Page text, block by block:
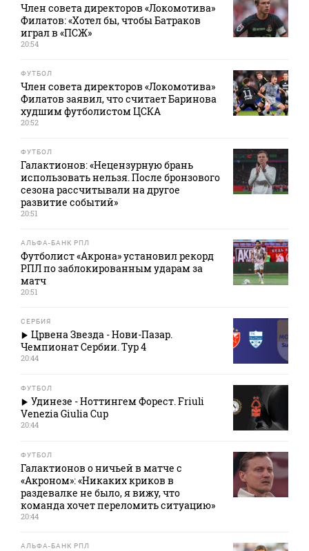
Член совета директоров «Локомотива»
Филатов: «Хотел бы, чтобы Батраков
играл в «ПСЖ»
20:54
ФУТБОЛ
Член совета директоров «Локомотива»
Филатов заявил, что считает Баринова
худшим футболистом ЦСКА
20:52
ФУТБОЛ
Галактионов: «Нецензурную брань
использовать нельзя. После бронзового
сезона рассчитывали на другое
развитие событий»
20:51
АЛЬФА-БАНК РПЛ
Футболист «Акрона» установил рекорд
РПЛ по заблокированным ударам за
матч
20:51
СЕРБИЯ
Црвена Звезда - Нови-Пазар.
Чемпионат Сербии. Тур 4
20:44
ФУТБОЛ
Удинезе - Ноттингем Форест. Friuli
Venezia Giulia Cup
20:44
ФУТБОЛ
Галактионов о ничьей в матче с
«Акроном»: «Никаких криков в
раздевалке не было, я вижу, что
команда хочет переломить ситуацию»
20:44
АЛЬФА-БАНК РПЛ